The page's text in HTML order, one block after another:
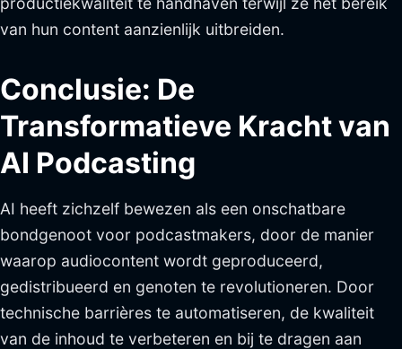
van hun content aanzienlijk uitbreiden.
Conclusie: De
Transformatieve Kracht van
AI Podcasting
AI heeft zichzelf bewezen als een onschatbare
bondgenoot voor podcastmakers, door de manier
waarop audiocontent wordt geproduceerd,
gedistribueerd en genoten te revolutioneren. Door
technische barrières te automatiseren, de kwaliteit
van de inhoud te verbeteren en bij te dragen aan